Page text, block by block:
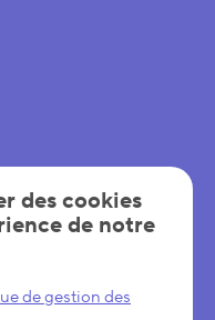
des cookies
de notre
de gestion des